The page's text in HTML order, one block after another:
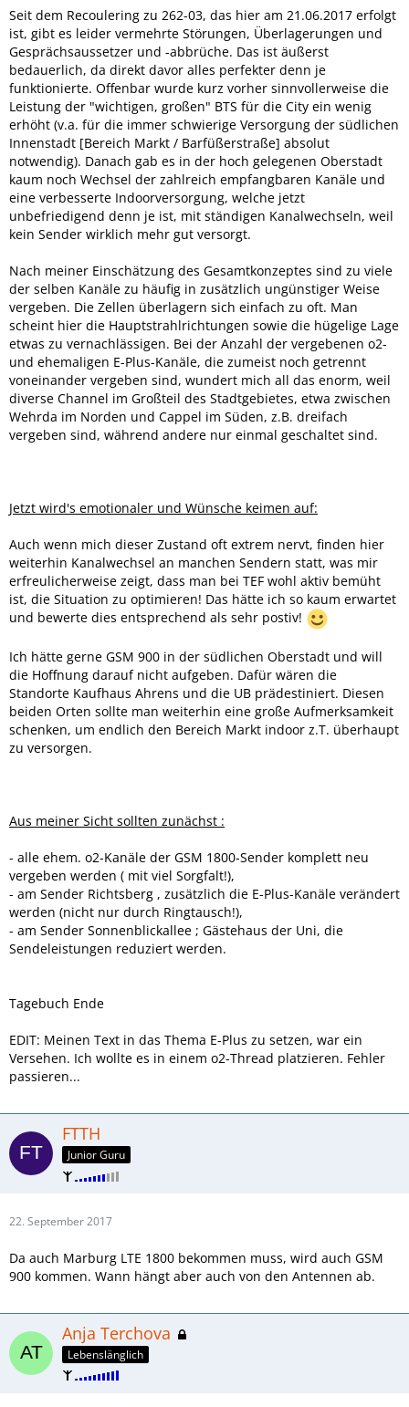
Seit dem Recoulering zu 262-03, das hier am 21.06.2017 erfolgt
ist, gibt es leider vermehrte Störungen, Überlagerungen und
Gesprächsaussetzer und -abbrüche. Das ist äußerst
bedauerlich, da direkt davor alles perfekter denn je
funktionierte. Offenbar wurde kurz vorher sinnvollerweise die
Leistung der "wichtigen, großen" BTS für die City ein wenig
erhöht (v.a. für die immer schwierige Versorgung der südlichen
Innenstadt [Bereich Markt / Barfüßerstraße] absolut
notwendig). Danach gab es in der hoch gelegenen Oberstadt
kaum noch Wechsel der zahlreich empfangbaren Kanäle und
eine verbesserte Indoorversorgung, welche jetzt
unbefriedigend denn je ist, mit ständigen Kanalwechseln, weil
kein Sender wirklich mehr gut versorgt.
Nach meiner Einschätzung des Gesamtkonzeptes sind zu viele
der selben Kanäle zu häufig in zusätzlich ungünstiger Weise
vergeben. Die Zellen überlagern sich einfach zu oft. Man
scheint hier die Hauptstrahlrichtungen sowie die hügelige Lage
etwas zu vernachlässigen. Bei der Anzahl der vergebenen o2-
und ehemaligen E-Plus-Kanäle, die zumeist noch getrennt
voneinander vergeben sind, wundert mich all das enorm, weil
diverse Channel im Großteil des Stadtgebietes, etwa zwischen
Wehrda im Norden und Cappel im Süden, z.B. dreifach
vergeben sind, während andere nur einmal geschaltet sind.
Jetzt wird's emotionaler und Wünsche keimen auf:
Auch wenn mich dieser Zustand oft extrem nervt, finden hier
weiterhin Kanalwechsel an manchen Sendern statt, was mir
erfreulicherweise zeigt, dass man bei TEF wohl aktiv bemüht
ist, die Situation zu optimieren! Das hätte ich so kaum erwartet
und bewerte dies entsprechend als sehr postiv!
Ich hätte gerne GSM 900 in der südlichen Oberstadt und will
die Hoffnung darauf nicht aufgeben. Dafür wären die
Standorte Kaufhaus Ahrens und die UB prädestiniert. Diesen
beiden Orten sollte man weiterhin eine große Aufmerksamkeit
schenken, um endlich den Bereich Markt indoor z.T. überhaupt
zu versorgen.
Aus meiner Sicht sollten zunächst :
- alle ehem. o2-Kanäle der GSM 1800-Sender komplett neu
vergeben werden ( mit viel Sorgfalt!),
- am Sender Richtsberg , zusätzlich die E-Plus-Kanäle verändert
werden (nicht nur durch Ringtausch!),
- am Sender Sonnenblickallee ; Gästehaus der Uni, die
Sendeleistungen reduziert werden.
Tagebuch Ende
EDIT: Meinen Text in das Thema E-Plus zu setzen, war ein
Versehen. Ich wollte es in einem o2-Thread platzieren. Fehler
passieren...
FTTH
Junior Guru
22. September 2017
Da auch Marburg LTE 1800 bekommen muss, wird auch GSM
900 kommen. Wann hängt aber auch von den Antennen ab.
Anja Terchova
Lebenslänglich